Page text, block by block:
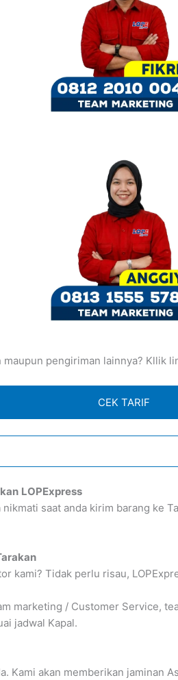
pengiriman lainnya? Kllik
CEK TARIF
LOPExpress
saat anda kirim barang ke
kami? Tidak perlu risau,
marketing / Customer Service,
jadwal Kapal.
Kami akan memberikan jaminan